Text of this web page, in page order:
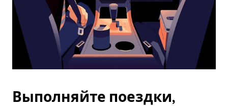
Выполняйте поездки,